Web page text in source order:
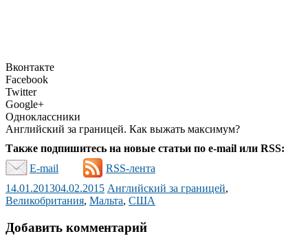
Вконтакте
Facebook
Twitter
Google+
Одноклассники
Английский за границей. Как выжать максимум?
Также подпишитесь на новые статьи по e-mail или RSS:
E-mail
RSS-лента
14.01.201304.02.2015 Английский за границей,
Великобритания, Мальта, США
Добавить комментарий